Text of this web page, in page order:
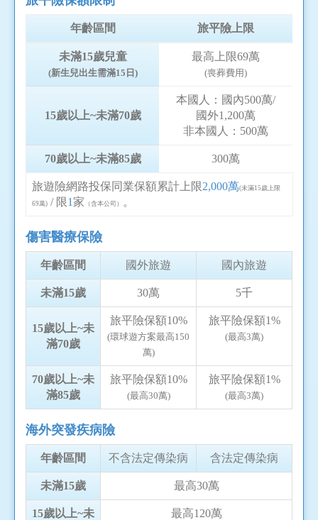
年齡區間 旅平險上限
未滿15歲兒童
(新生兒出生需滿15日)
最高上限69萬
(喪葬費用)
15歲以上~未滿70歲
本國人：國內500萬/
國外1,200萬
非本國人：500萬
70歲以上~未滿85歲 300萬
旅遊險網路投保同業保額累計上限2,000萬(未滿15歲上限
69萬) / 限1 家 （含本公司） 。
傷害醫療保險
年齡區間 國外旅遊 國內旅遊
未滿15歲 30萬 5千
15歲以上~未
滿70歲
旅平險保額10%
(環球遊方案最高150
萬)
旅平險保額1%
(最高3萬)
70歲以上~未
滿85歲
旅平險保額10%
(最高30萬)
旅平險保額1%
(最高3萬)
海外突發疾病險
年齡區間 不含法定傳染病 含法定傳染病
未滿15歲 最高30萬
15歲以上~未
最高120萬